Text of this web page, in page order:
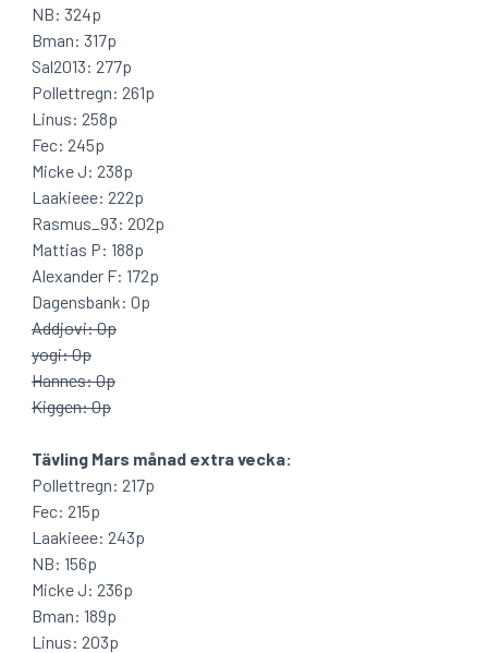
NB: 324p
Bman: 317p
Sal2013: 277p
Pollettregn: 261p
Linus: 258p
Fec: 245p
Micke J: 238p
Laakieee: 222p
Rasmus_93: 202p
Mattias P: 188p
Alexander F: 172p
Dagensbank: 0p
Addjovi: 0p
yogi: 0p
Hannes: 0p
Kiggen: 0p
Tävling Mars månad extra vecka:
Pollettregn: 217p
Fec: 215p
Laakieee: 243p
NB: 156p
Micke J: 236p
Bman: 189p
Linus: 203p